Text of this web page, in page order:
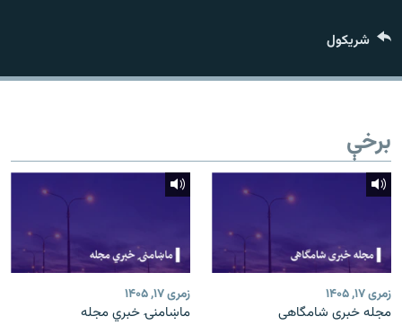
راسره ملګري شئ
د ازادې اروپا/ ازادي راډيو ټولې پاڼې
شريکول
برخې
زمری ۱۷, ۱۴۰۵
مجله خبری شامگاهی
زمری ۱۷, ۱۴۰۵
ماښامنۍ خبري مجله